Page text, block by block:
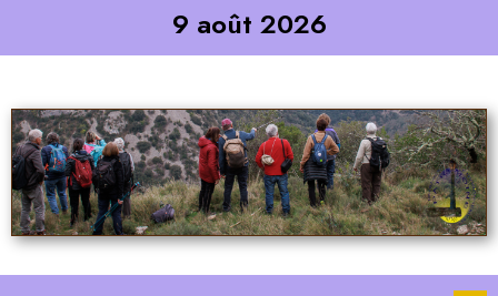
9 août 2026